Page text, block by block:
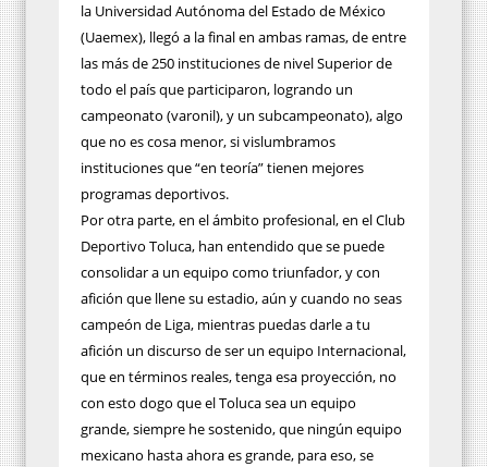
la Universidad Autónoma del Estado de México
(Uaemex), llegó a la final en ambas ramas, de entre
las más de 250 instituciones de nivel Superior de
todo el país que participaron, logrando un
campeonato (varonil), y un subcampeonato), algo
que no es cosa menor, si vislumbramos
instituciones que “en teoría” tienen mejores
programas deportivos.
Por otra parte, en el ámbito profesional, en el Club
Deportivo Toluca, han entendido que se puede
consolidar a un equipo como triunfador, y con
afición que llene su estadio, aún y cuando no seas
campeón de Liga, mientras puedas darle a tu
afición un discurso de ser un equipo Internacional,
que en términos reales, tenga esa proyección, no
con esto dogo que el Toluca sea un equipo
grande, siempre he sostenido, que ningún equipo
mexicano hasta ahora es grande, para eso, se